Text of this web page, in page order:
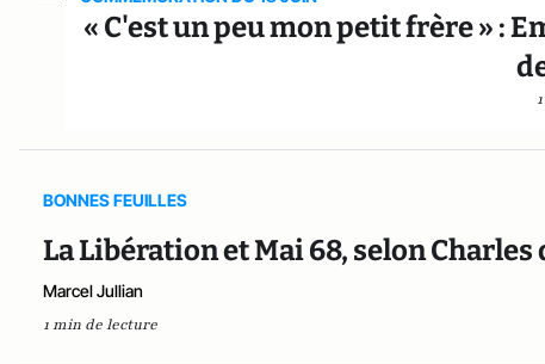
« C'est un peu mon petit frère » :
BONNES FEUILLES
La Libération et Mai 68, selon Charles
Marcel Jullian
1 min de lecture